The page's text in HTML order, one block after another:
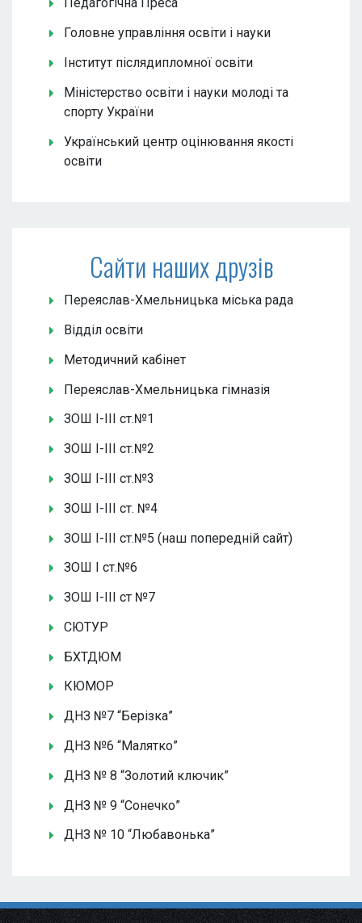
Педагогічна Преса
Головне управління освіти і науки
Інститут післядипломної освіти
Міністерство освіти і науки молоді та
спорту України
Український центр оцінювання якості
освіти
Сайти наших друзів
Переяслав-Хмельницька міська рада
Відділ освіти
Методичний кабінет
Переяслав-Хмельницька гімназія
ЗОШ І-ІІІ ст.№1
ЗОШ І-ІІІ ст.№2
ЗОШ І-ІІІ ст.№3
ЗОШ І-ІІІ ст. №4
ЗОШ І-ІІІ ст.№5 (наш попередній сайт)
ЗОШ І ст.№6
ЗОШ І-ІІІ ст №7
СЮТУР
БХТДЮМ
КЮМОР
ДНЗ №7 “Берізка”
ДНЗ №6 “Малятко”
ДНЗ № 8 “Золотий ключик”
ДНЗ № 9 “Сонечко”
ДНЗ № 10 “Любавонька”